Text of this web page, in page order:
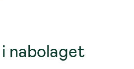
nabolaget